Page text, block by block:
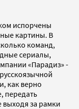
испорчены
картины. В
команд,
сериалы,
«Парадиз» -
как верно
передать
за рамки